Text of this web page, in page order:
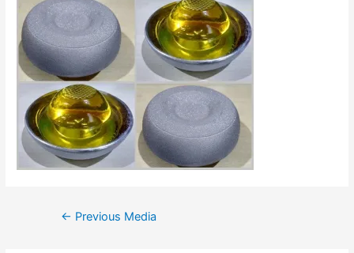
Post
← Previous Media